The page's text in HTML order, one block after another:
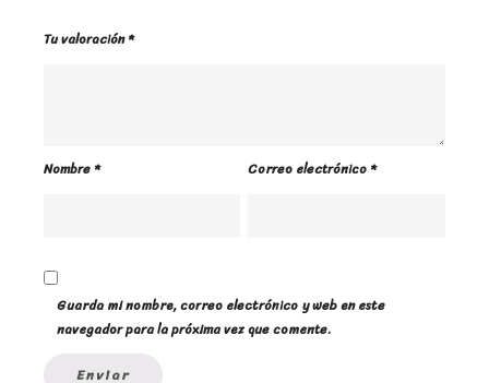
Tu valoración*
Nombre* Correo electrónico*
Guarda mi nombre, correo electrónico y web en este
navegador para la próxima vez que comente.